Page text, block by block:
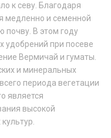
к севу. Благодаря
медленно и семенной
почву. В этом году
удобрений при посеве
Вермичай и гуматы.
и минеральных
периода вегетации
является
высокой